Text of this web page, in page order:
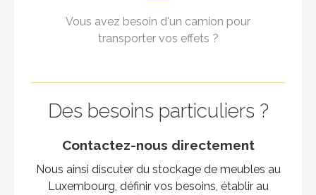
Vous avez besoin d'un camion pour
transporter vos effets ?
Des besoins particuliers ?
Contactez-nous directement
Nous ainsi discuter du stockage de meubles au
Luxembourg, définir vos besoins, établir au